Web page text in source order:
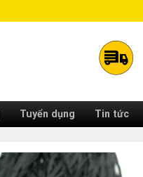
Tuyển dụng Tin tức